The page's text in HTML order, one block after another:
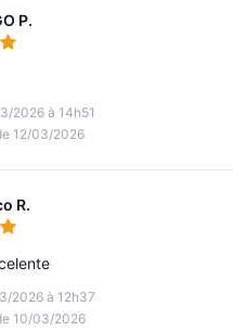
P.
5
2026 à 14h51
12/03/2026
R.
5
2026 à 12h37
10/03/2026